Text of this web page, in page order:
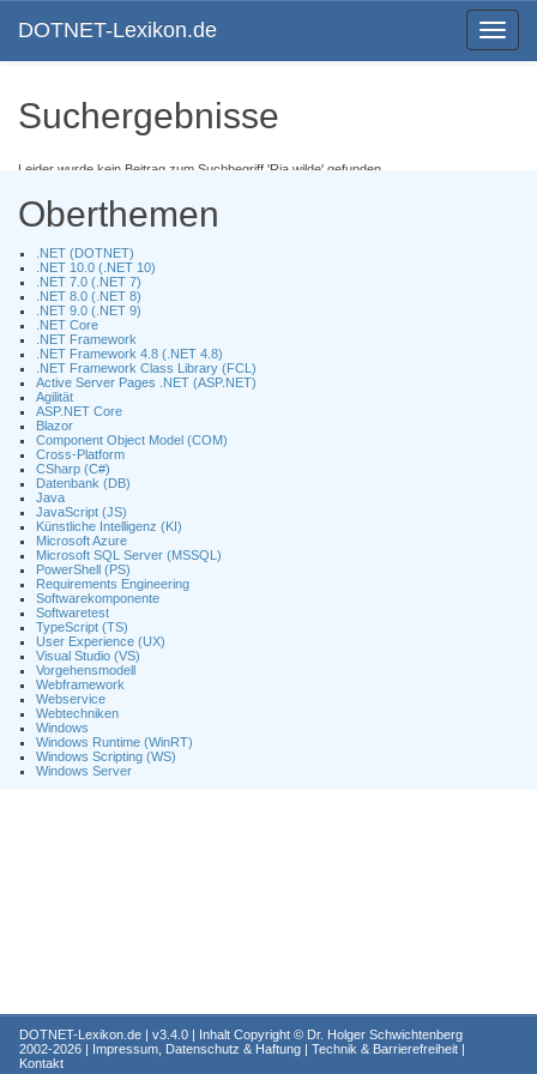
Toggle
DOTNET-Lexikon.de
Suchergebnisse
Leider wurde kein Beitrag zum Suchbegriff 'Ria wilde' gefunden.
Oberthemen
.NET (DOTNET)
.NET 10.0 (.NET 10)
.NET 7.0 (.NET 7)
.NET 8.0 (.NET 8)
.NET 9.0 (.NET 9)
.NET Core
.NET Framework
.NET Framework 4.8 (.NET 4.8)
.NET Framework Class Library (FCL)
Active Server Pages .NET (ASP.NET)
Agilität
ASP.NET Core
Blazor
Component Object Model (COM)
Cross-Platform
CSharp (C#)
Datenbank (DB)
Java
JavaScript (JS)
Künstliche Intelligenz (KI)
Microsoft Azure
Microsoft SQL Server (MSSQL)
PowerShell (PS)
Requirements Engineering
Softwarekomponente
Softwaretest
TypeScript (TS)
User Experience (UX)
Visual Studio (VS)
Vorgehensmodell
Webframework
Webservice
Webtechniken
Windows
Windows Runtime (WinRT)
Windows Scripting (WS)
Windows Server
DOTNET-Lexikon.de | v3.4.0 | Inhalt Copyright © Dr. Holger Schwichtenberg
2002-2026 | Impressum, Datenschutz & Haftung | Technik & Barrierefreiheit |
Kontakt